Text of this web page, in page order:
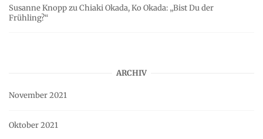
Susanne KnoppzuChiaki Okada, Ko Okada: „Bist Du der
Frühling?“
ARCHIV
November 2021
Oktober 2021